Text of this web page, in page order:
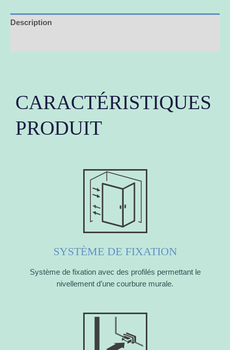
Description
CARACTÉRISTIQUES
PRODUIT
SYSTÈME DE FIXATION
Système de fixation avec des profilés permettant le
nivellement d’une courbure murale.